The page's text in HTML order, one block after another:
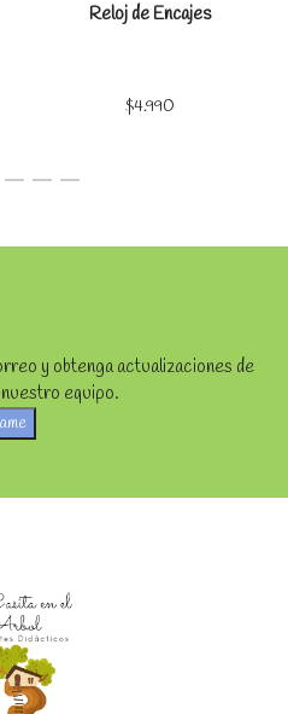
Reloj de Encajes
$4.990
y obtenga actualizaciones de
equipo.